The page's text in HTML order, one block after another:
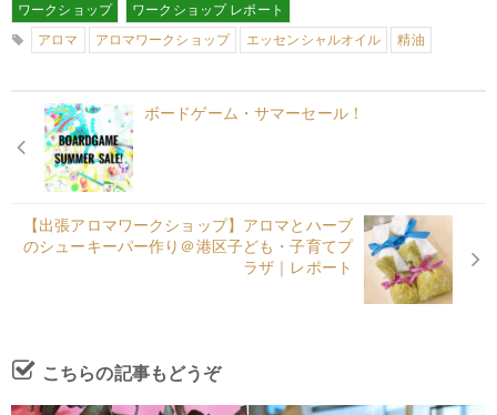
ワークショップ
ワークショップ レポート
アロマ
アロマワークショップ エッセンシャルオイル 精油
ボードゲーム・サマーセール！
【出張アロマワークショップ】アロマとハーブ
のシューキーパー作り＠港区子ども・子育てプ
ラザ｜レポート
こちらの記事もどうぞ